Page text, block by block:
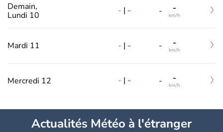
Demain,
Lundi 10
- | - - -
km/h
Mardi 11 - | - - -
km/h
Mercredi 12 - | - - -
km/h
Actualités Météo à l'étranger